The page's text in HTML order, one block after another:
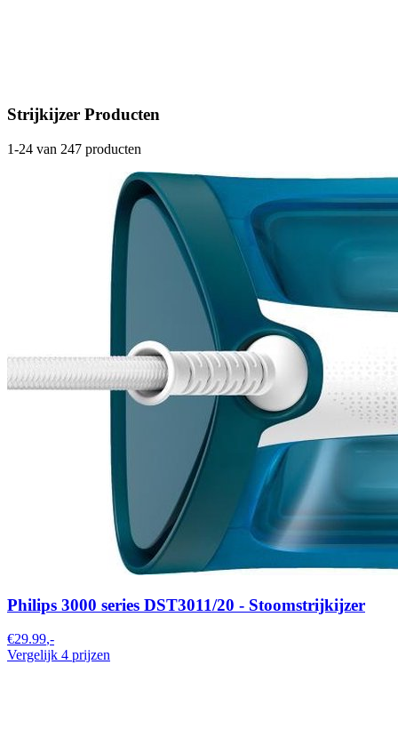
Strijkijzer Producten
1-24 van 247 producten
Philips 3000 series DST3011/20 - Stoomstrijkijzer
€29.99,-
Vergelijk 4 prijzen